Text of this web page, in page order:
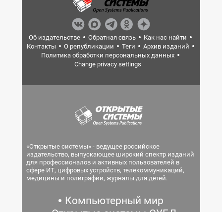
Об издательстве Обратная связь
Как нас найти
Контакты
О републикации Теги
Архив изданий
Политика обработки персональных данных
Change privacy settings
«Открытые системы» - ведущее российское
издательство, выпускающее широкий спектр изданий
для профессионалов и активных пользователей в
сфере ИТ, цифровых устройств, телекоммуникаций,
медицины и полиграфии, журналы для детей.
Компьютерный мир